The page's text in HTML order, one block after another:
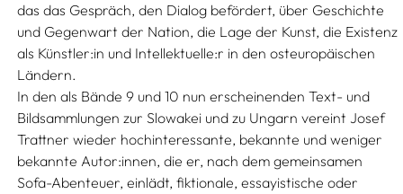
das das Gespräch, den Dialog befördert, über Geschichte
und Gegenwart der Nation, die Lage der Kunst, die Existenz
als Künstler:in und Intellektuelle:r in den osteuropäischen
Ländern.
In den als Bände 9 und 10 nun erscheinenden Text- und
Bildsammlungen zur Slowakei und zu Ungarn vereint Josef
Trattner wieder hochinteressante, bekannte und weniger
bekannte Autor:innen, die er, nach dem gemeinsamen
Sofa-Abenteuer, einlädt, fiktionale, essayistische oder